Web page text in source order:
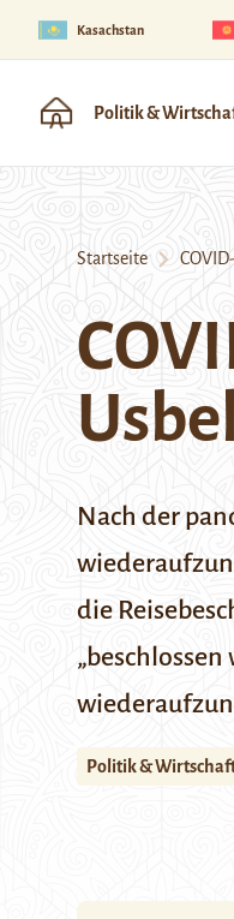
Kasachstan
Politik &
Startseite
Nach der
die
Politik &